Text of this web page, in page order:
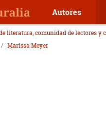
Autores
literatura, comunidad de lectores y
Marissa Meyer